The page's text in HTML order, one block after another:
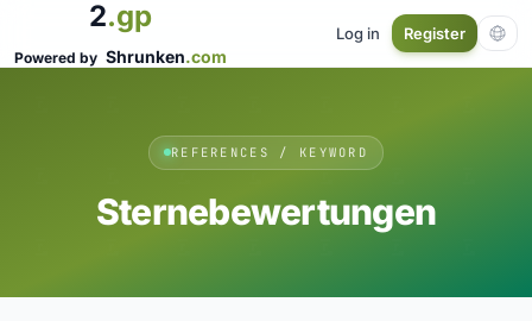
2.gp
Powered by Shrunken.com
Log in Register
REFERENCES / KEYWORD
Sternebewertungen